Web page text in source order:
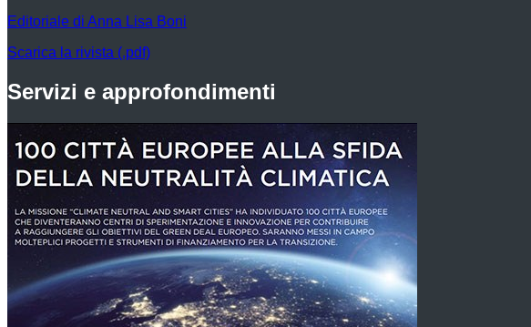
Editoriale di Anna Lisa Boni
Scarica la rivista (.pdf)
Servizi e approfondimenti